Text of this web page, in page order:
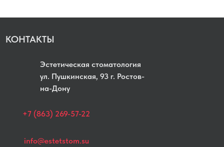
КОНТАКТЫ
Эстетическая стоматология
yл. Пушкинская, 93 г. Ростов-
на-Дону
+7 (863) 269-57-22
info@estetstom.su